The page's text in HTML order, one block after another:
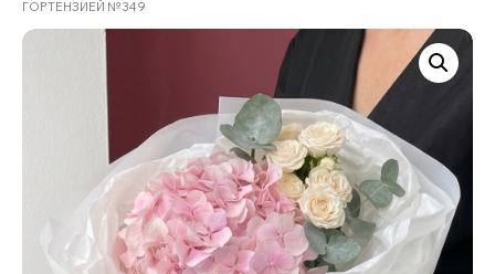
ГОРТЕНЗИЕЙ №349